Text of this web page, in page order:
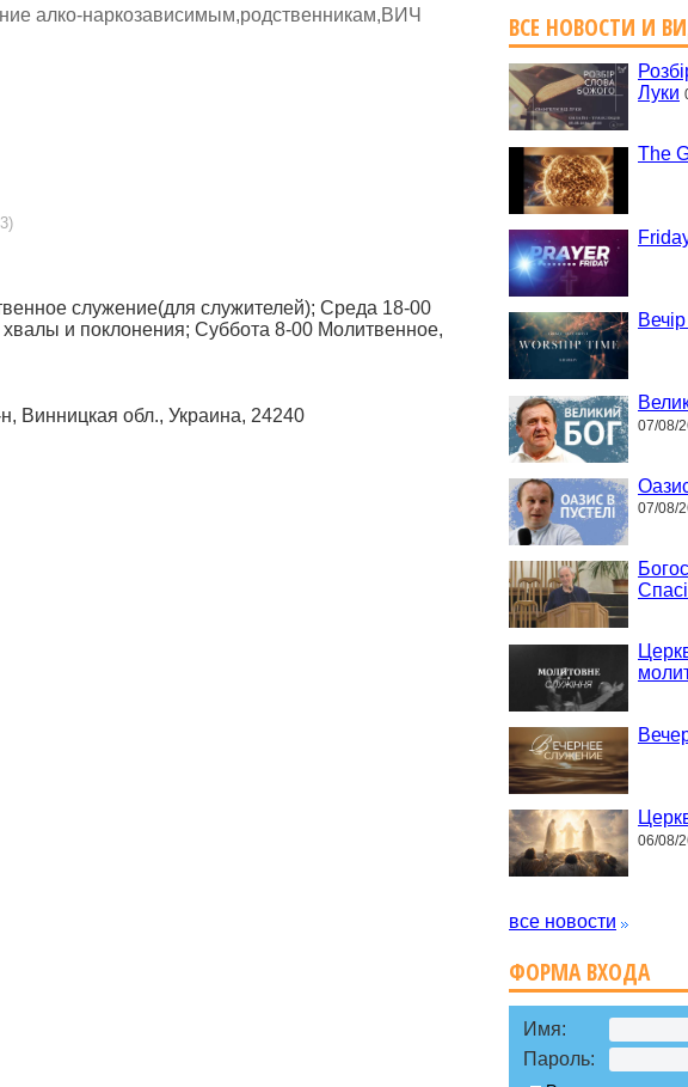
алко-наркозависимым,родственникам,ВИЧ
служение(для служителей); Среда 18-00
и поклонения; Суббота 8-00 Молитвенное,
Винницкая обл., Украина, 24240
ВСЕ НОВОСТИ И
Луки
The
07/08/
07/08/
06/08/
все новости
ФОРМА ВХОДА
Имя:
Пароль: